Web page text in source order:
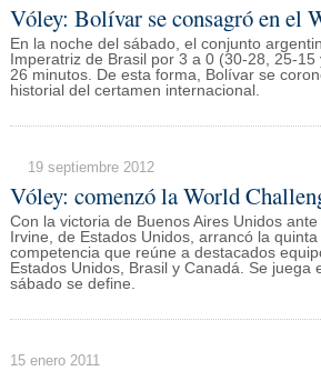
Vóley: Bolívar se consagró en el
En la noche del sábado, el conjunto
Imperatriz de Brasil por 3 a 0 (30-28, 25-
26 minutos. De esta forma, Bolívar se
historial del certamen internacional.
19 septiembre 2012
Vóley: comenzó la World
Con la victoria de Buenos Aires Unidos
Irvine, de Estados Unidos, arrancó la
competencia que reúne a destacados
Estados Unidos, Brasil y Canadá. Se juega
sábado se define.
15 enero 2011